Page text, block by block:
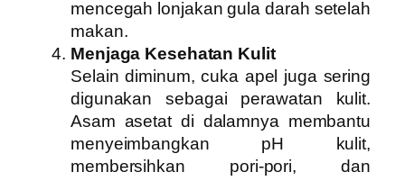
mencegah lonjakan gula darah setelah
makan.
Menjaga Kesehatan Kulit
Selain diminum, cuka apel juga sering
digunakan sebagai perawatan kulit.
Asam asetat di dalamnya membantu
menyeimbangkan pH kulit,
membersihkan pori-pori, dan